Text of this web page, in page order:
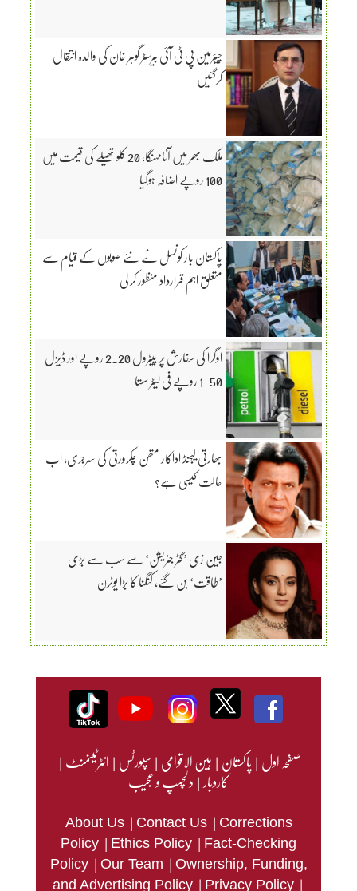
چیئرمین پی ٹی آئی بیرسٹر گوہر خان کی والدہ انتقال
کرگئیں
ملک بھر میں آٹامہنگا، 20 کلو تھیلے کی قیمت میں
100 روپے اضافہ ہوگیا
پاکستان بار کونسل نے نئے صوبوں کے قیام سے
متعلق اہم قرارداد منظور کر لی
اوگرا کی سفارش پر پیٹرول 2.20 روپے اور ڈیزل
1.50 روپے فی لیٹر سستا
بھارتی لیجنڈ اداکار متھن چکرورتی کی سرجری، اب
حالت کیسی ہے؟
جین زی ’گٹر جنریشن‘ سے سب سے بڑی
’طاقت‘ بن گئے، کنگنا کا بڑا یوٹرن
صفحہ اول|پاکستان|بین الاقوامی|سپورٹس|انٹرٹینمنٹ|
کاروبار|دلچسپ و عجیب
About Us | Contact Us | Corrections
Policy | Ethics Policy | Fact-Checking
Policy | Our Team | Ownership, Funding,
and Advertising Policy | Privacy Policy |